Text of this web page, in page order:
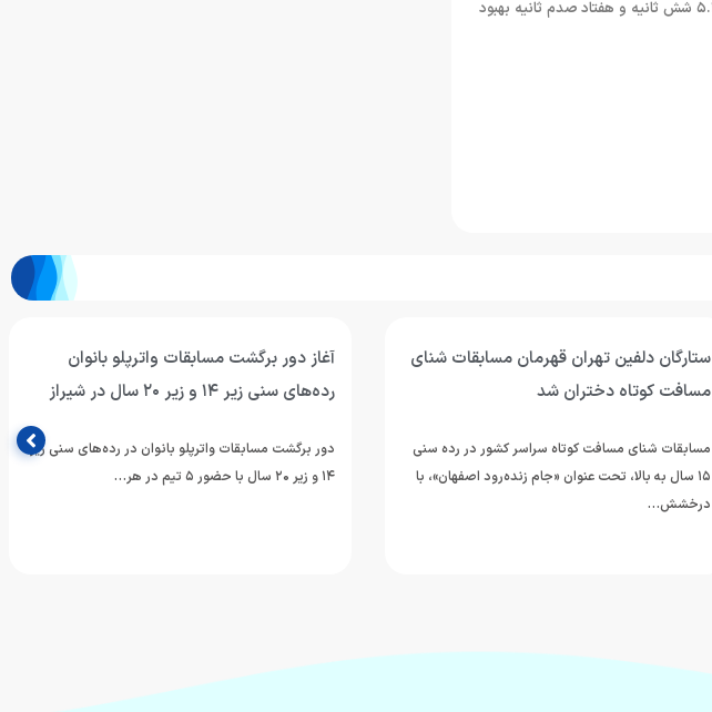
در ماده ۱۰۰*۴ متر مختلط تیمی تیم تهران رکورد این ماده را که با زمان ۵.۱۰.۹۹ به تیم داماش تعلق داشت ، با ثبت زمان ۵.۴.۲۹ شش ثانیه و هفتاد صدم ثانیه بهبود
ستارگان دلفین تهران قهرمان مسابقات شنای
مسافت کوتاه دختران شد
مسابقات شنای مسافت کوتاه سراسر کشور در رده سنی
۱۵ سال به بالا، تحت عنوان «جام زنده‌رود اصفهان»، با
درخشش…
آغاز دور برگشت مسابقات واترپلو بانوان
رده‌های سنی زیر ۱۴ و زیر ۲۰ سال در شیراز
دور برگشت مسابقات واترپلو بانوان در رده‌های سنی زیر
۱۴ و زیر ۲۰ سال با حضور ۵ تیم در هر…